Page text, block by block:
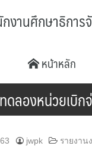
งานศึกษาธิการ
หน้าหลัก
ดลองหน่วยเบิ
jwpk รายงาน